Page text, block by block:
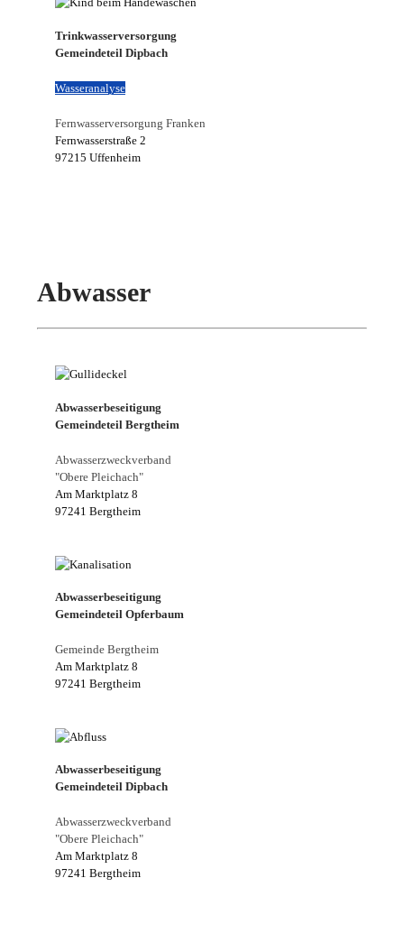
Trinkwasserversorgung
Gemeindeteil Dipbach
Wasseranalyse
Fernwasserversorgung Franken
Fernwasserstraße 2
97215 Uffenheim
Abwasser
Abwasserbeseitigung
Gemeindeteil Bergtheim
Abwasserzweckverband
"Obere Pleichach"
Am Marktplatz 8
97241 Bergtheim
Abwasserbeseitigung
Gemeindeteil Opferbaum
Gemeinde Bergtheim
Am Marktplatz 8
97241 Bergtheim
Abwasserbeseitigung
Gemeindeteil Dipbach
Abwasserzweckverband
"Obere Pleichach"
Am Marktplatz 8
97241 Bergtheim